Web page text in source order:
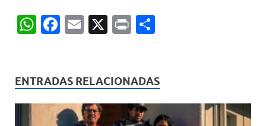
W
s
A
F
b
o
o
E
X
P
p
ar
ti
ENTRADAS RELACIONADAS